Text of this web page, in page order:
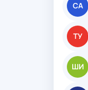
СА
ТУ
ШИ